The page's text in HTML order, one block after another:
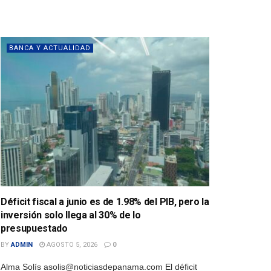
BANCA Y ACTUALIDAD
Déficit fiscal a junio es de 1.98% del PIB, pero la
inversión solo llega al 30% de lo
presupuestado
BY ADMIN AGOSTO 5, 2026 0
Alma Solís asolis@noticiasdepanama.com El déficit